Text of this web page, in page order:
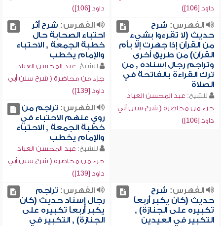
داود [106])
داود [106])
الفهرس: شرح
حديث (لا تقرءوا بشيء
من القرآن إذا جهرت إلا بأم
القرآن) من طريق أخرى
وتراجم رجال إسناده , من
ترك القراءة بالفاتحة في
الصلاة
للشيخ: عبد المحسن العباد
جزء من محاضرة ( شرح سنن أبي
داود [106])
الفهرس: شرح أثر
احتباء الصحابة حال
خطبة الجمعة , الاحتباء
والإمام يخطب
للشيخ: عبد المحسن العباد
جزء من محاضرة ( شرح سنن أبي
داود [139])
الفهرس: تراجم من
روي عنهم الاحتباء في
خطبة الجمعة , الاحتباء
والإمام يخطب
للشيخ: عبد المحسن العباد
جزء من محاضرة ( شرح سنن أبي
داود [139])
الفهرس: شرح
حديث (كان يكبر أربعاً
تكبيره على الجنازة) ,
التكبير في العيدين
الفهرس: تراجم
رجال إسناد حديث (كان
يكبر أربعاً تكبيره على
الجنازة) , التكبير في